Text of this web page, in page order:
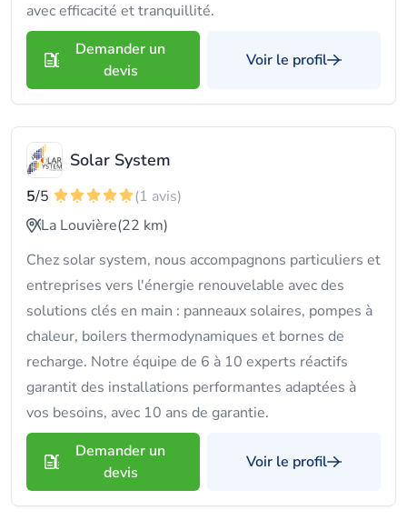
avec efficacité et tranquillité.
Demander un
devis
Voir le profil
Solar System
5/5
(1 avis)
La Louvière(22 km)
Chez solar system, nous accompagnons particuliers et
entreprises vers l'énergie renouvelable avec des
solutions clés en main : panneaux solaires, pompes à
chaleur, boilers thermodynamiques et bornes de
recharge. Notre équipe de 6 à 10 experts réactifs
garantit des installations performantes adaptées à
vos besoins, avec 10 ans de garantie.
Demander un
devis
Voir le profil